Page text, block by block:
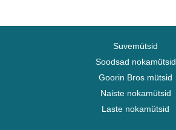
Suvemütsid
Soodsad nokamütsid
Goorin Bros mütsid
Naiste nokamütsid
Laste nokamütsid